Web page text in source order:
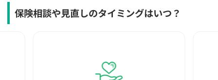
保険相談や見直しのタイミングはいつ？